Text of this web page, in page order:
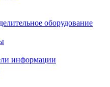
оборудование
информации